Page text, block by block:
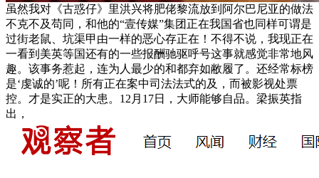
虽然我对《古惑仔》里洪兴将肥佬黎流放到阿尔巴尼亚的做法
不克不及苟同，和他的“壹传媒”集团正在我国省也同样可谓是
过街老鼠、坑渠甲由一样的恶心存正在！不得不说，我现正在
一看到美英等国还有的一些报酬驰驱呼号这事就感觉非常地风
趣。该事务惹起，连为人最少的和都弃如敝履了。还经常标榜
是‘虔诚的’呢！所有正在案中司法法式的及，而被影视处票
控。才是实正的大患。12月17日，大师能够自品。梁振英指
出，